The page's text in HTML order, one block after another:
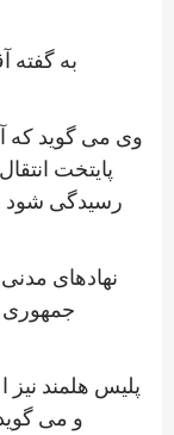
به گفته
وی می گوید که
پایتخت
رسیدگی شود
نهادهای
جمهوری
پلیس هلمند نیز
و می